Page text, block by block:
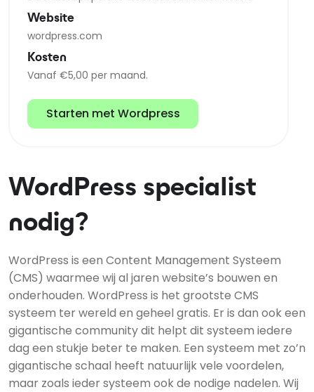
Website
wordpress.com
Kosten
Vanaf €5,00 per maand.
Starten met Wordpress
WordPress specialist
nodig?
WordPress is een Content Management Systeem
(CMS) waarmee wij al jaren website’s bouwen en
onderhouden. WordPress is het grootste CMS
systeem ter wereld en geheel gratis. Er is dan ook een
gigantische community dit helpt dit systeem iedere
dag een stukje beter te maken. Een systeem met zo’n
gigantische schaal heeft natuurlijk vele voordelen,
maar zoals ieder systeem ook de nodige nadelen. Wij